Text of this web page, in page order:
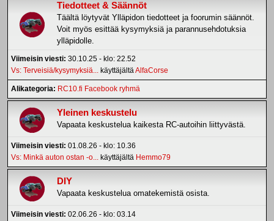
Tiedotteet & Säännöt
Täältä löytyvät Ylläpidon tiedotteet ja foorumin säännöt.
Voit myös esittää kysymyksiä ja parannusehdotuksia
ylläpidolle.
Viimeisin viesti: 30.10.25 - klo: 22.52
Vs: Terveisiä/kysymyksiä... käyttäjältäAlfaCorse
Alikategoria RC10.fi Facebook ryhmä
Yleinen keskustelu
Vapaata keskustelua kaikesta RC-autoihin liittyvästä.
Viimeisin viesti: 01.08.26 - klo: 10.36
Vs: Minkä auton ostan -o... käyttäjältä Hemmo79
DIY
Vapaata keskustelua omatekemistä osista.
Viimeisin viesti: 02.06.26 - klo: 03.14